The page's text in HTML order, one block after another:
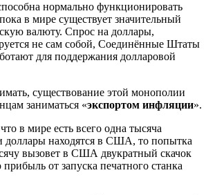
нормально функционировать
в мире существует значительный
валюту. Спрос на доллары,
не сам собой, Соединённые Штаты
для поддержания долларовой
существование этой монополии
заниматься «экспортом инфляции».
в мире есть всего одна тысяча
доллары находятся в США, то попытка
вызовет в США двукратный скачок
от запуска печатного станка